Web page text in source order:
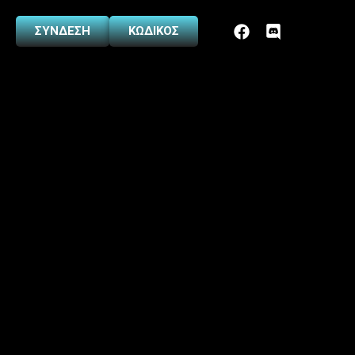
ΣΥΝΔΕΣΗ ΚΩΔΙΚΟΣ